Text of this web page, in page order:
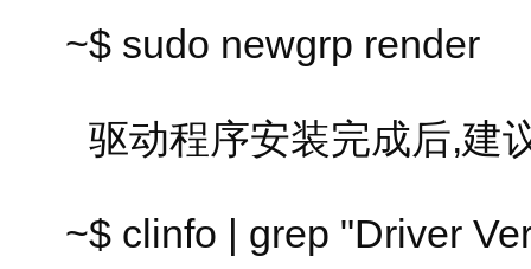
~$ sudo newgrp render
驱动程序安装完成后,建
~$ clinfo | grep "Driver